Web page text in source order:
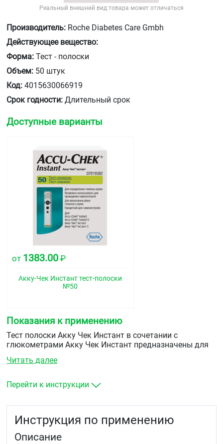
Реальный внешний вид товара может отличаться
Производитель: Roche Diabetes Care Gmbh
Действующее вещество:
Форма: Тест - полоски
Объем: 50 штук
Код: 4015630066919
Срок годности: Длительный срок
Доступные варианты
от 1383.00 ₽
Акку-Чек Инстант тест-полоски
№50
Показания к применению
Тест полоски Акку Чек Инстант в сочетании с
глюкометрами Акку Чек Инстант предназначены для
свежей капиллярной цельной крови из пальца, ладони,
&nbsp
Читать далее
Перейти к инструкции
Инструкция по применению
Описание